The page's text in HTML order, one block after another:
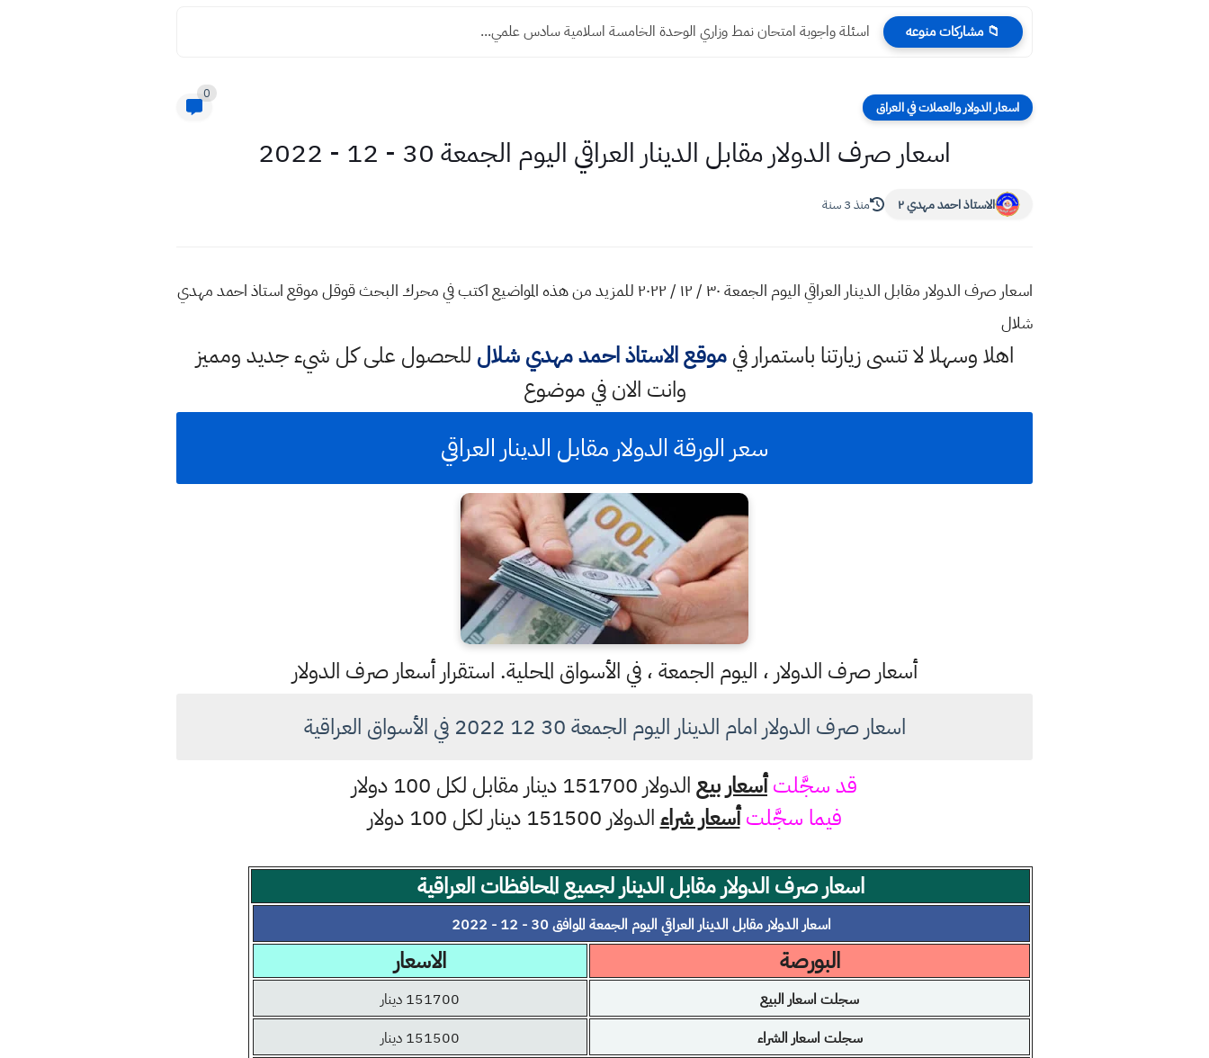
📁 مشاركات منوعه اسئلة واجوبة امتحان نمط وزاري الوحدة الخامسة اسلامية سادس علمي...
اسعار الدولار والعملات في العراق
0
اسعار صرف الدولار مقابل الدينار العراقي اليوم الجمعة 30 - 12 - 2022
الاستاذ احمد مهدي ٢ منذ 3 سنة
اسعار صرف الدولار مقابل الدينار العراقي اليوم الجمعة ٣٠ / ١٢ / ٢٠٢٢ للمزيد من هذه المواضيع اكتب في محرك البحث قوقل موقع استاذ احمد مهدي
شلال
اهلا وسهلالا تنسى زيارتنا باستمرار فيموقع الاستاذ احمد مهدي شلال للحصول على كل شيء جديد ومميز
وانت الان في موضوع
سعر الورقة الدولار مقابل الدينار العراقي
أسعار صرف الدولار ، اليوم الجمعة ، في الأسواق المحلية. استقرار أسعار صرف الدولار
اسعار صرف الدولار امام الدينار اليوم الجمعة 30 12 2022 في الأسواق العراقية
قد سجَّلتأسعار بيعالدولار 151700 دينار مقابل لكل 100 دولار
فيما سجَّلت أسعار شراءالدولار 151500 دينار لكل 100 دولار
اسعار صرف الدولار مقابل الدينار لجميع المحافظات العراقية
اسعار الدولار مقابل الدينار العراقي اليوم الجمعة الموافق 30 - 12 - 2022
البورصة الاسعار
سجلت اسعار البيع
151700 دينار
سجلت اسعار الشراء
151500 دينار